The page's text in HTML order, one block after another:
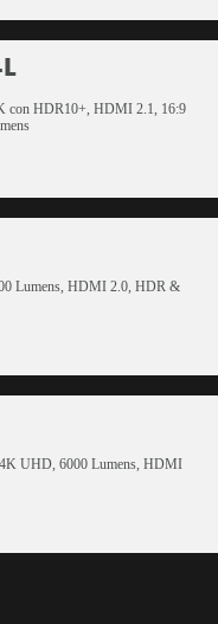
con HDR10+, HDMI 2.1, 16:9
Lumens, HDMI 2.0, HDR &
UHD, 6000 Lumens, HDMI